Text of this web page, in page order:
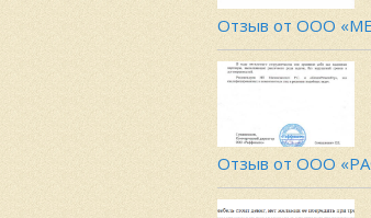
Отзыв от ООО
Отзыв от ООО